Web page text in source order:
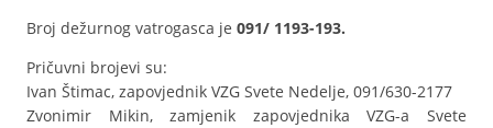
Broj dežurnog vatrogasca je 091/ 1193-193.
Pričuvni brojevi su:
Ivan Štimac, zapovjednik VZG Svete Nedelje, 091/630-2177
Zvonimir Mikin, zamjenik zapovjednika VZG-a Svete